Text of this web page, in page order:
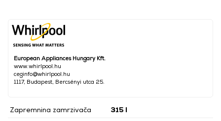
European Appliances Hungary Kft.
www.whirlpool.hu
ceginfo@whirlpool.hu
1117, Budapest, Bercsényi utca 25.
Zapremnina zamrzivača
315 l